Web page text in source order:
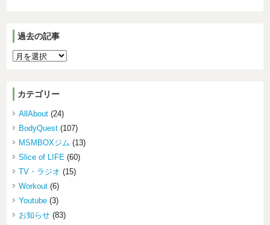
過去の記事
カテゴリー
AllAbout (24)
BodyQuest (107)
MSMBOXジム (13)
Slice of LIFE (60)
TV・ラジオ (15)
Workout (6)
Youtube (3)
お知らせ (83)